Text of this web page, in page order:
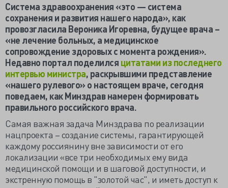
Система здравоохранения «это — система
сохранения и развития нашего народа», как
провозгласила Вероника Игоревна, будущее врача –
«не лечение больных, а медицинское
сопровождение здоровых с момента рождения».
Недавно портал поделился цитатами из последнего
интервью министра, раскрывшими представление
«нашего рулевого» о настоящем враче, сегодня
поведаем, как Минздрав намерен формировать
правильного российского врача.
Самая важная задача Минздрава по реализации
нацпроекта – создание системы, гарантирующей
каждому россиянину вне зависимости от его
локализации «все три необходимых ему вида
медицинской помощи и в шаговой доступности, и
экстренную помощь в "золотой час", и иметь доступ к